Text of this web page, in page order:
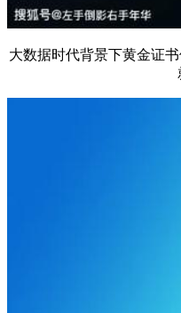
大数据时代背景下黄金证